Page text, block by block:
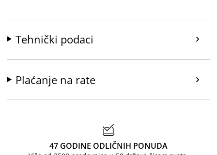
Tehnički podaci
Plaćanje na rate
47 GODINE ODLIČNIH PONUDA